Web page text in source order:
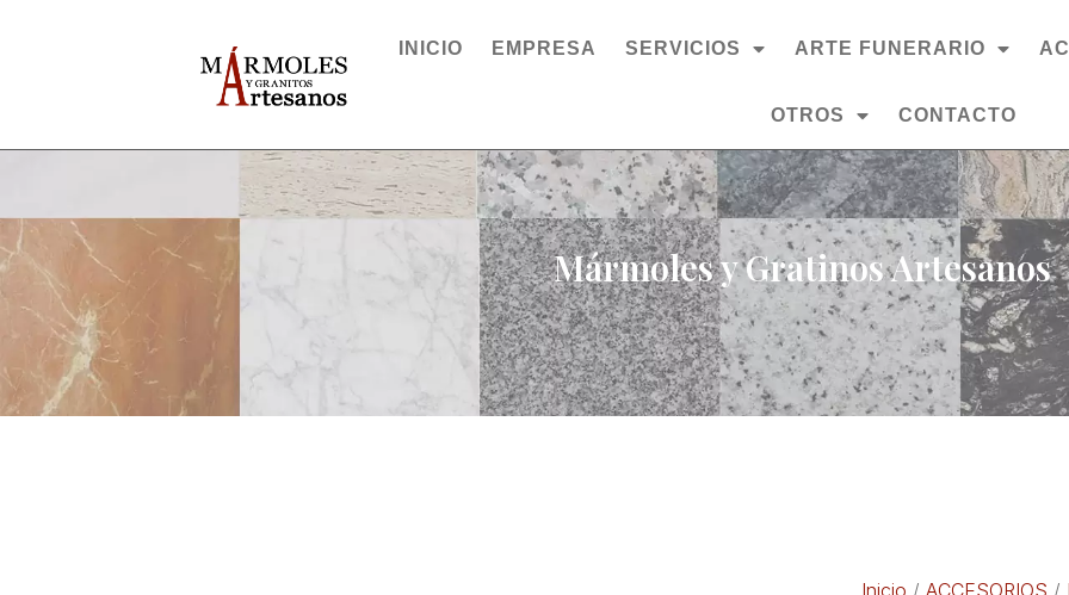
INICIO EMPRESA SERVICIOS ARTE FUNERARIO
OTROS CONTACTO
Mármoles y Gratinos Artesanos